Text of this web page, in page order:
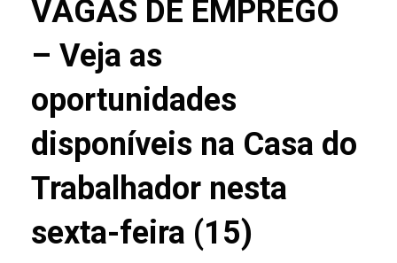
VAGAS DE EMPREGO
– Veja as
oportunidades
disponíveis na Casa do
Trabalhador nesta
sexta-feira (15)